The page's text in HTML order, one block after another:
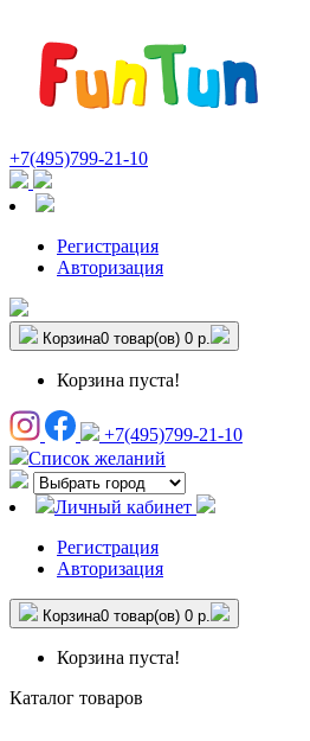
+7(495)799-21-10
Регистрация
Авторизация
Корзина0 товар(ов) 0 р.
Корзина пуста!
+7(495)799-21-10
Список желаний
Личный кабинет
Регистрация
Авторизация
Корзина0 товар(ов) 0 р.
Корзина пуста!
Каталог товаров